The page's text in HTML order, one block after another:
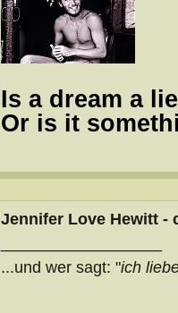
Is a dream a
Or is it
Jennifer Love Hewitt -
...und wer sagt: "ich